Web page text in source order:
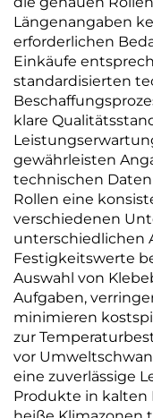
Längenangaben
erforderlichen
Einkäufe
standardisierten
klare
gewährleisten
technischen
Rollen eine
verschiedenen
unterschiedlichen
Festigkeitswerte
Auswahl von
Aufgaben,
minimieren
zur
vor
eine zuverlässige
Produkte in kalten